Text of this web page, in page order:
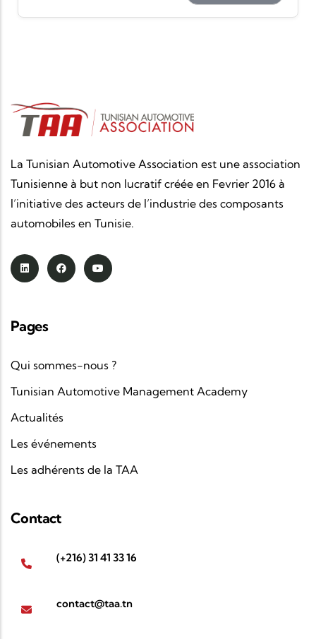
La Tunisian Automotive Association est une association
Tunisienne à but non lucratif créée en Fevrier 2016 à
l’initiative des acteurs de l’industrie des composants
automobiles en Tunisie.
Pages
Qui sommes-nous ?
Tunisian Automotive Management Academy
Actualités
Les événements
Les adhérents de la TAA
Contact
(+216) 31 41 33 16
contact@taa.tn